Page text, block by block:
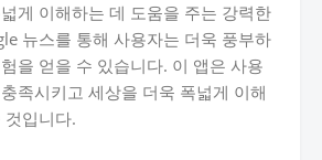
게 이해하는 데 도움을 주는 강력한
뉴스를 통해 사용자는 더욱 풍부하
을 얻을 수 있습니다. 이 앱은 사용
족시키고 세상을 더욱 폭넓게 이해
입니다.